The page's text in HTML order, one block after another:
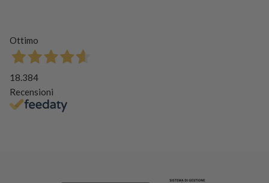
Ottimo
18.384
Recensioni